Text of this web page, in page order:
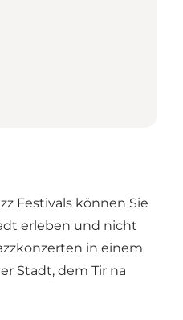
Festivals können Sie
erleben und nicht
in einem
Stadt, dem Tir na